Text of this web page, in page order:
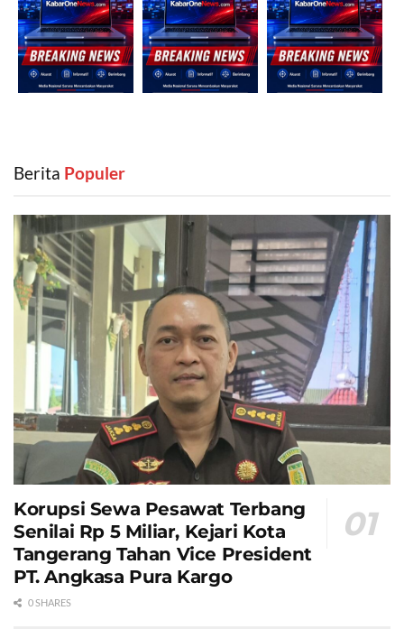
Berita ‎ Populer
Korupsi Sewa Pesawat Terbang
Senilai Rp 5 Miliar, Kejari Kota
Tangerang Tahan Vice President
PT. Angkasa Pura Kargo
0 SHARES